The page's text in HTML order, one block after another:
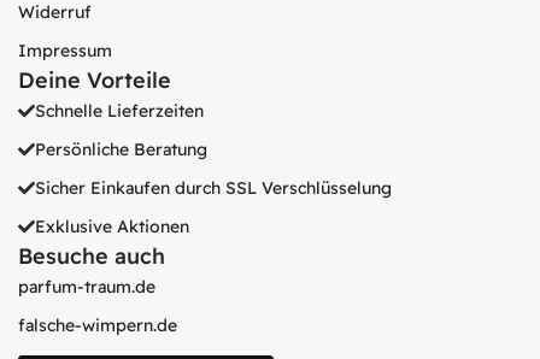
Widerruf
Impressum
Deine Vorteile
Schnelle Lieferzeiten
Persönliche Beratung
Sicher Einkaufen durch SSL Verschlüsselung
Exklusive Aktionen
Besuche auch
parfum-traum.de
falsche-wimpern.de